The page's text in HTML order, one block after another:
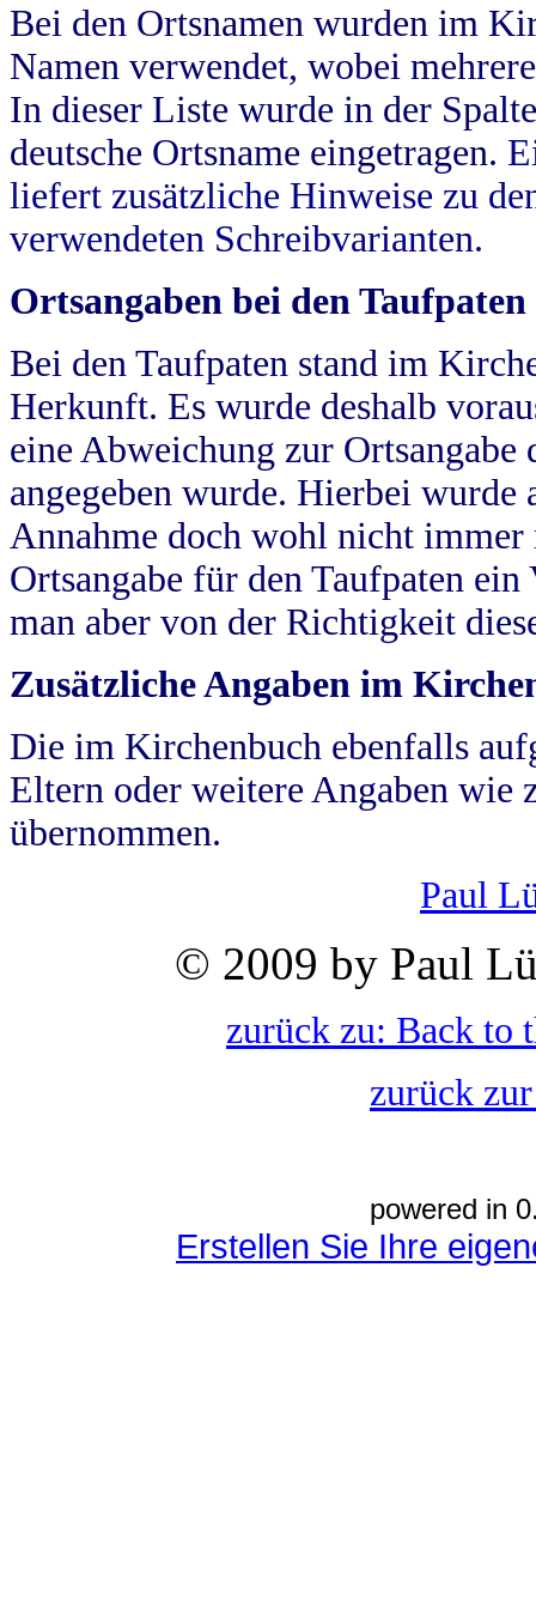
Bei den Ortsnamen wurden im
Namen verwendet, wobei
In dieser Liste wurde in der
deutsche Ortsname eingetragen.
liefert zusätzliche Hinweise zu
verwendeten Schreibvarianten.
Ortsangaben bei den Taufpaten
Bei den Taufpaten stand im
Herkunft. Es wurde deshalb
eine Abweichung zur
angegeben wurde. Hierbei wurde
Annahme doch wohl nicht
Ortsangabe für den Taufpaten
man aber von der Richtigkeit
Zusätzliche Angaben im
Die im Kirchenbuch ebenfalls
Eltern oder weitere Angaben wie
übernommen.
Paul
© 2009 by Paul
zurück zu: Back to
zurück
powered in
Erstellen Sie Ihre